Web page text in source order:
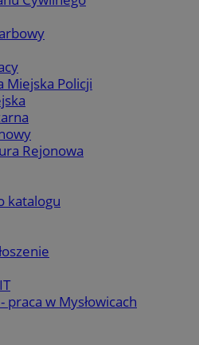
Miejska Policji
Rejonowa
katalogu
praca w Mysłowicach